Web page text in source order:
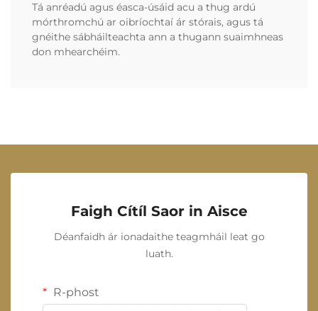
Tá anréadú agus éasca-úsáid acu a thug ardú
mórthromchú ar oibríochtaí ár stórais, agus tá
gnéithe sábháilteachta ann a thugann suaimhneas
don mhearchéim.
Faigh Cítíl Saor in Aisce
Déanfaidh ár ionadaithe teagmháil leat go
luath.
R-phost